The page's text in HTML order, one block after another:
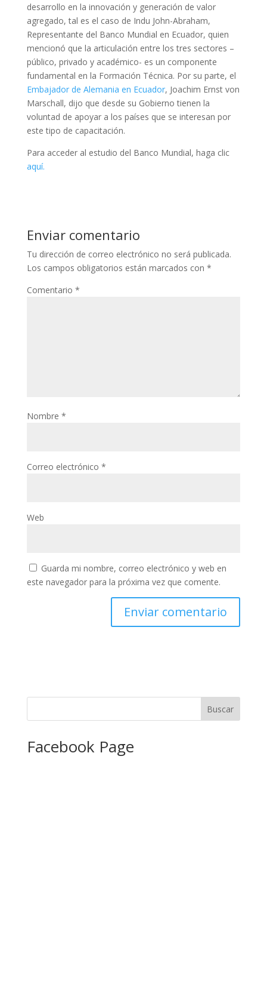
desarrollo en la innovación y generación de valor
agregado, tal es el caso de Indu John-Abraham,
Representante del Banco Mundial en Ecuador, quien
mencionó que la articulación entre los tres sectores –
público, privado y académico- es un componente
fundamental en la Formación Técnica. Por su parte, el
Embajador de Alemania en Ecuador, Joachim Ernst von
Marschall, dijo que desde su Gobierno tienen la
voluntad de apoyar a los países que se interesan por
este tipo de capacitación.
Para acceder al estudio del Banco Mundial, haga clic
aquí.
Enviar comentario
Tu dirección de correo electrónico no será publicada.
Los campos obligatorios están marcados con *
Comentario *
Nombre *
Correo electrónico *
Web
Guarda mi nombre, correo electrónico y web en
este navegador para la próxima vez que comente.
Facebook Page